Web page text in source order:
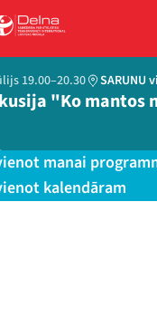
19.00–20.30 SARUNU
"Ko mantos
manai
kalendāram